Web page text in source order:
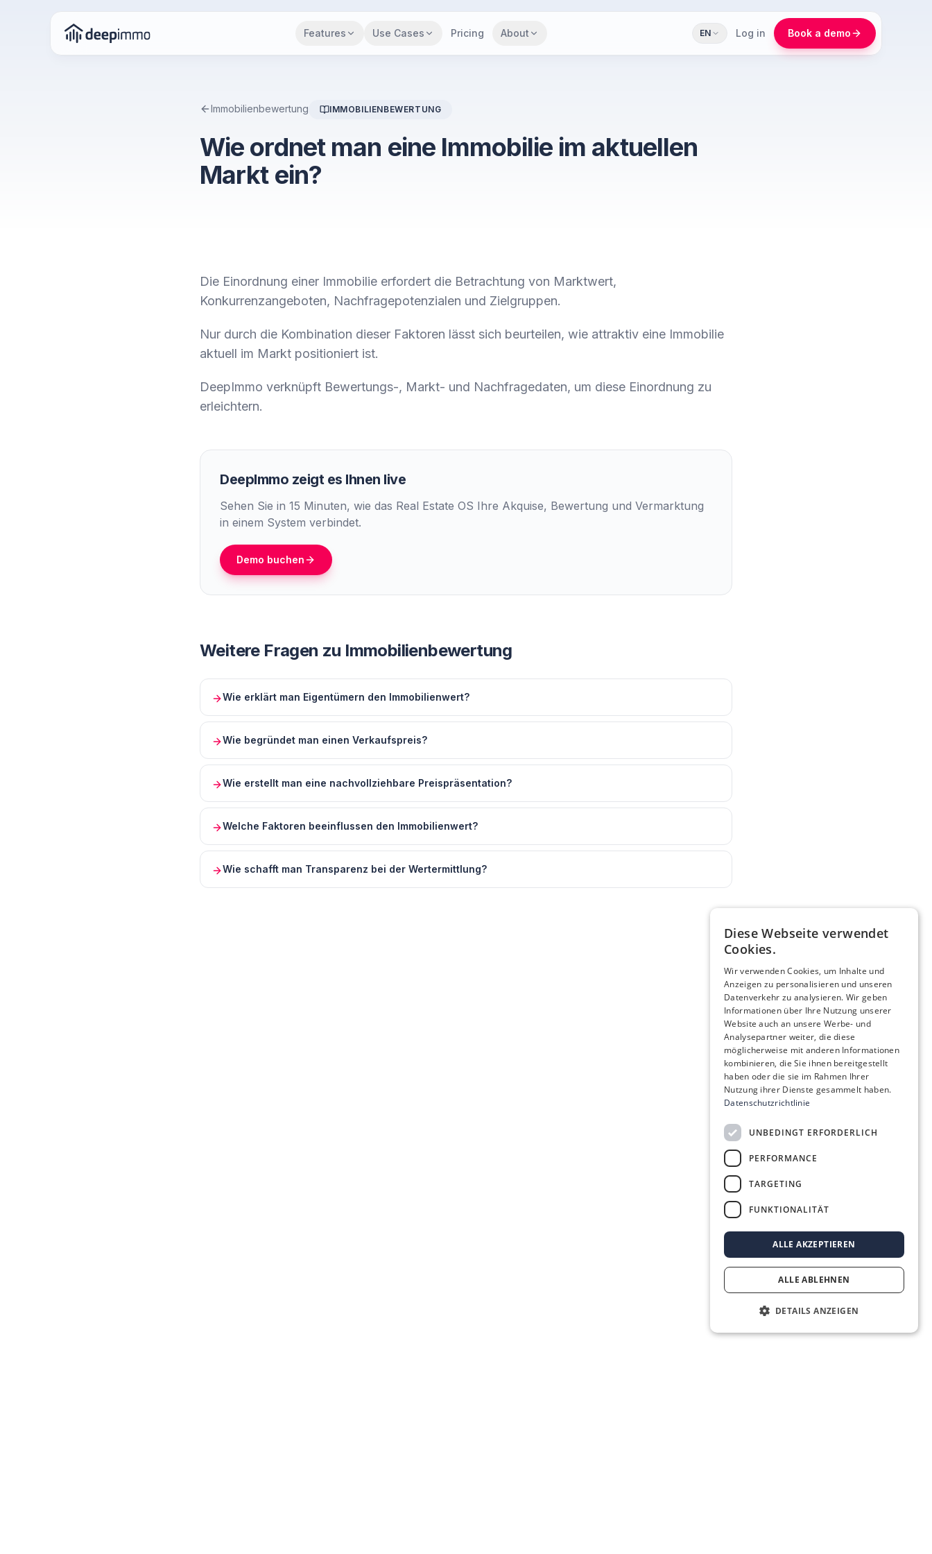
Features Use Cases Pricing About EN Log in Book a demo
Immobilienbewertung IMMOBILIENBEWERTUNG
Wie ordnet man eine Immobilie im aktuellen
Markt ein?
Die Einordnung einer Immobilie erfordert die Betrachtung von Marktwert,
Konkurrenzangeboten, Nachfragepotenzialen und Zielgruppen.
Nur durch die Kombination dieser Faktoren lässt sich beurteilen, wie attraktiv eine Immobilie
aktuell im Markt positioniert ist.
DeepImmo verknüpft Bewertungs-, Markt- und Nachfragedaten, um diese Einordnung zu
erleichtern.
DeepImmo zeigt es Ihnen live
Sehen Sie in 15 Minuten, wie das Real Estate OS Ihre Akquise, Bewertung und Vermarktung
in einem System verbindet.
Demo buchen
Weitere Fragen zu Immobilienbewertung
Wie erklärt man Eigentümern den Immobilienwert?
Wie begründet man einen Verkaufspreis?
Wie erstellt man eine nachvollziehbare Preispräsentation?
Welche Faktoren beeinflussen den Immobilienwert?
Wie schafft man Transparenz bei der Wertermittlung?
Diese Webseite verwendet
Cookies.
Wir verwenden Cookies, um Inhalte und
Anzeigen zu personalisieren und unseren
Datenverkehr zu analysieren. Wir geben
Informationen über Ihre Nutzung unserer
Website auch an unsere Werbe- und
Analysepartner weiter, die diese
möglicherweise mit anderen Informationen
kombinieren, die Sie ihnen bereitgestellt
haben oder die sie im Rahmen Ihrer
Nutzung ihrer Dienste gesammelt haben.
Datenschutzrichtlinie
UNBEDINGT ERFORDERLICH
PERFORMANCE
TARGETING
FUNKTIONALITÄT
ALLE AKZEPTIEREN
ALLE ABLEHNEN
DETAILS ANZEIGEN